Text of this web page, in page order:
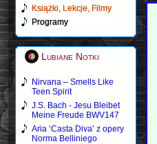
Książki, Lekcje, Filmy
Programy
Lubiane Notki
Nirvana – Smells Like
Teen Spirit
J.S. Bach - Jesu Bleibet
Meine Freude BWV147
Aria ‘Casta Diva’ z opery
Norma Belliniego